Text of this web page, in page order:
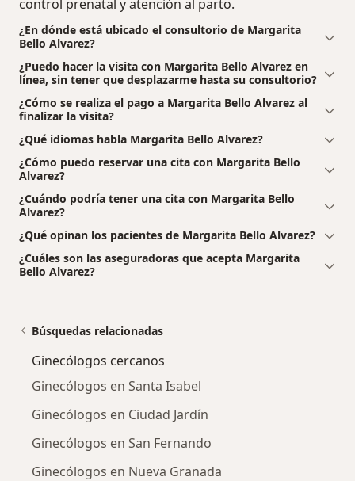
control prenatal y atención al parto.
¿En dónde está ubicado el consultorio de Margarita
Bello Alvarez?
¿Puedo hacer la visita con Margarita Bello Alvarez en
línea, sin tener que desplazarme hasta su consultorio?
¿Cómo se realiza el pago a Margarita Bello Alvarez al
finalizar la visita?
¿Qué idiomas habla Margarita Bello Alvarez?
¿Cómo puedo reservar una cita con Margarita Bello
Alvarez?
¿Cuándo podría tener una cita con Margarita Bello
Alvarez?
¿Qué opinan los pacientes de Margarita Bello Alvarez?
¿Cuáles son las aseguradoras que acepta Margarita
Bello Alvarez?
Búsquedas relacionadas
Ginecólogos cercanos
Ginecólogos en Santa Isabel
Ginecólogos en Ciudad Jardín
Ginecólogos en San Fernando
Ginecólogos en Nueva Granada